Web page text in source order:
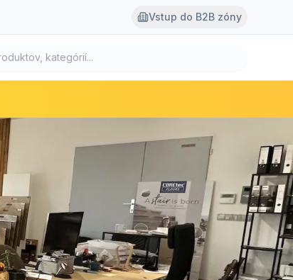
Vstup do B2B zóny